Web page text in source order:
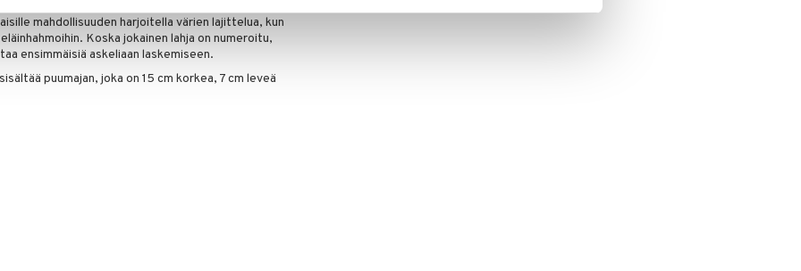
mahdollisuuden harjoitella värien lajittelua, kun
Koska jokainen lahja on numeroitu,
ensimmäisiä askeliaan laskemiseen.
puumajan, joka on 15 cm korkea, 7 cm leveä